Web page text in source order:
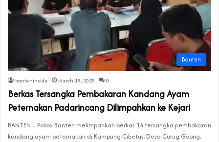
Banten
banteninside March 19, 2025 0
Berkas Tersangka Pembakaran Kandang Ayam
Peternakan Padarincang Dilimpahkan ke Kejari
BANTEN – Polda Banten melimpahkan berkas 14 tersangka pembakaran
kandang ayam peternakan di Kampung Cibetus, Desa Curug Goong,